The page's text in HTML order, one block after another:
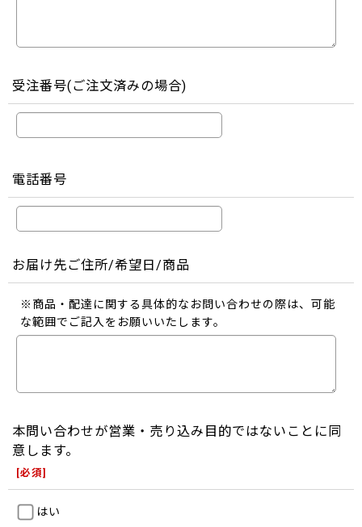
受注番号(ご注文済みの場合)
電話番号
お届け先ご住所/希望日/商品
※商品・配達に関する具体的なお問い合わせの際は、可能
な範囲でご記入をお願いいたします。
本問い合わせが営業・売り込み目的ではないことに同
意します。
[必須]
はい